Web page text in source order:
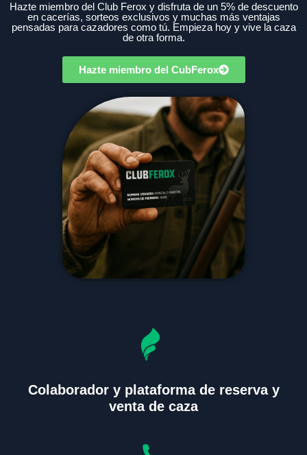
Hazte miembro del Club Ferox y disfruta de un 5% de descuento
en cacerías, sorteos exclusivos y muchas más ventajas
pensadas para cazadores como tú. Empieza hoy y vive la caza
de otra forma.
Hazte miembro del CubFerox
Colaborador y plataforma de reserva y
venta de caza